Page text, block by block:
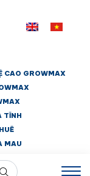
CAO GROWMAX
TĨNH
MAU